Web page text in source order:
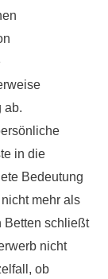
ab.
in die
Bedeutung
mehr als
Betten schließt
nicht
ob